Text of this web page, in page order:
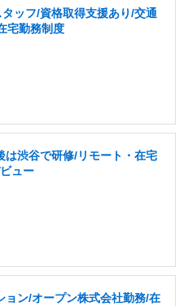
ッフ/資格取得支援あり/交通
宅勤務制度
は渋谷で研修/リモート・在宅
ュー
ョン/オープン株式会社勤務/在